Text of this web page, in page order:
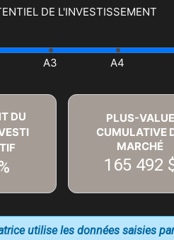
DE L'INVESTISSEMENT
DU
PLUS-VALUE
CUMULATIVE
MARCHÉ
165 492
utilise les données saisies